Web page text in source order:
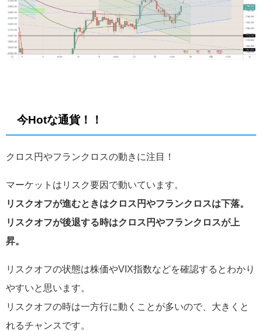
今Hotな通貨！！
クロス円やフランクロスの動きに注目！
マーケットはリスク要因で動いています。
リスクオフが進むときはクロス円やフランクロスは下落。
リスクオフが後退する時はクロス円やフランクロスが上
昇。
リスクオフの状態は株価やVIX指数などを確認するとわかり
やすいと思います。
リスクオフの時は一方行に動くことが多いので、大きくと
れるチャンスです。